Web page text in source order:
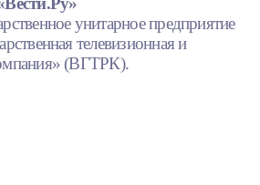
унитарное предприятие
телевизионная и
(ВГТРК).